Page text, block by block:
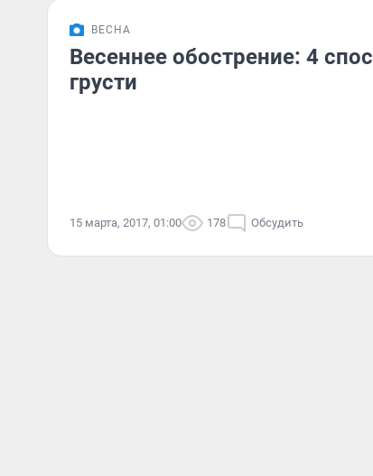
ВЕСНА
Весеннее обострение: 4
грусти
15 марта, 2017, 01:00 178 Обсудить